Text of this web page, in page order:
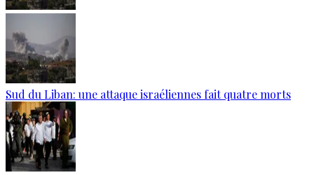
Sud du Liban: une attaque israéliennes fait quatre morts